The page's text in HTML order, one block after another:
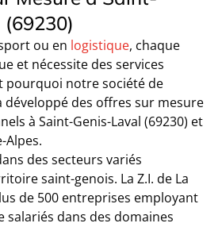
ou en logistique, chaque
et nécessite des services
pourquoi notre société de
des offres sur mesure
à Saint-Genis-Laval (69230) et
Alpes.
des secteurs variés
saint-genois. La Z.I. de La
de 500 entreprises employant
salariés dans des domaines